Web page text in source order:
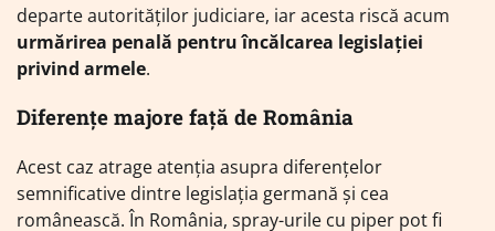
departe autorităților judiciare, iar acesta riscă acum
urmărirea penală pentru încălcarea legislației
privind armele.
Diferențe majore față de România
Acest caz atrage atenția asupra diferențelor
semnificative dintre legislația germană și cea
românească. În România, spray-urile cu piper pot fi